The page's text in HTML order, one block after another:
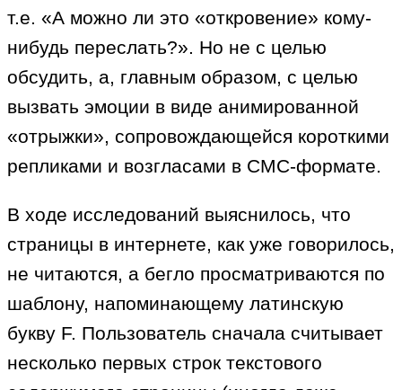
т.е. «А можно ли это «откровение» кому-
нибудь переслать?». Но не с целью
обсудить, а, главным образом, с целью
вызвать эмоции в виде анимированной
«отрыжки», сопровождающейся короткими
репликами и возгласами в СМС-формате.
В ходе исследований выяснилось, что
страницы в интернете, как уже говорилось,
не читаются, а бегло просматриваются по
шаблону, напоминающему латинскую
букву F. Пользователь сначала считывает
несколько первых строк текстового